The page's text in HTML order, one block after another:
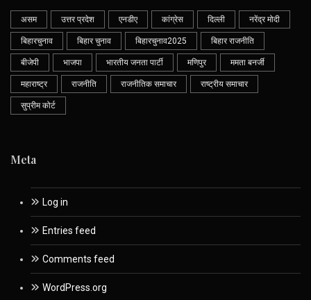
असम उत्तर प्रदेश एनडीए कांग्रेस दिल्ली नरेंद्र मोदी
बिहारचुनाव बिहार चुनाव बिहारचुनाव2025 बिहार राजनीति
बीजेपी भाजपा भारतीय जनता पार्टी मणिपुर ममता बनर्जी
महाराष्ट्र राजनीति राजनीतिक समाचार राष्ट्रीय समाचार
सुप्रीम कोर्ट
Meta
Log in
Entries feed
Comments feed
WordPress.org